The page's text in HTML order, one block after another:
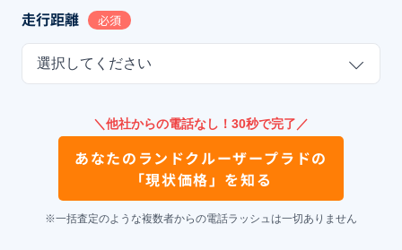
走行距離 必須
選択してください
＼他社からの電話なし！30秒で完了／
あなたの ランドクルーザープラドの
「現状価格」を知る
※一括査定のような複数者からの電話ラッシュは一切ありません